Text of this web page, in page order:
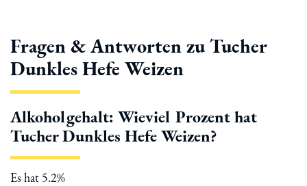
Fragen & Antworten zu Tucher
Dunkles Hefe Weizen
Alkoholgehalt: Wieviel Prozent hat
Tucher Dunkles Hefe Weizen?
Es hat 5.2%